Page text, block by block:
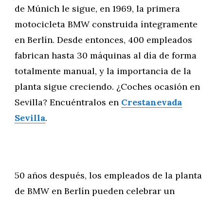
de Múnich le sigue, en 1969, la primera
motocicleta BMW construida íntegramente
en Berlín. Desde entonces, 400 empleados
fabrican hasta 30 máquinas al día de forma
totalmente manual, y la importancia de la
planta sigue creciendo. ¿Coches ocasión en
Sevilla? Encuéntralos en Crestanevada
Sevilla.
50 años después, los empleados de la planta
de BMW en Berlín pueden celebrar un